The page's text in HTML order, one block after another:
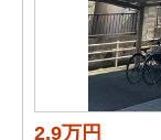
2.9万円